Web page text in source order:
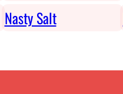
Nasty Salt